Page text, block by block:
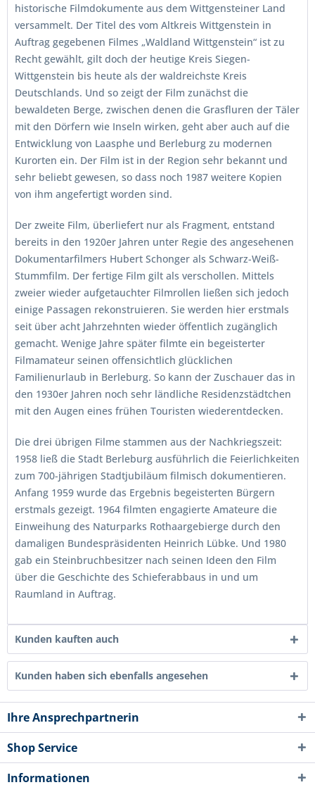
historische Filmdokumente aus dem Wittgensteiner Land
versammelt. Der Titel des vom Altkreis Wittgenstein in
Auftrag gegebenen Filmes „Waldland Wittgenstein“ ist zu
Recht gewählt, gilt doch der heutige Kreis Siegen-
Wittgenstein bis heute als der waldreichste Kreis
Deutschlands. Und so zeigt der Film zunächst die
bewaldeten Berge, zwischen denen die Grasfluren der Täler
mit den Dörfern wie Inseln wirken, geht aber auch auf die
Entwicklung von Laasphe und Berleburg zu modernen
Kurorten ein. Der Film ist in der Region sehr bekannt und
sehr beliebt gewesen, so dass noch 1987 weitere Kopien
von ihm angefertigt worden sind.
Der zweite Film, überliefert nur als Fragment, entstand
bereits in den 1920er Jahren unter Regie des angesehenen
Dokumentarfilmers Hubert Schonger als Schwarz-Weiß-
Stummfilm. Der fertige Film gilt als verschollen. Mittels
zweier wieder aufgetauchter Filmrollen ließen sich jedoch
einige Passagen rekonstruieren. Sie werden hier erstmals
seit über acht Jahrzehnten wieder öffentlich zugänglich
gemacht. Wenige Jahre später filmte ein begeisterter
Filmamateur seinen offensichtlich glücklichen
Familienurlaub in Berleburg. So kann der Zuschauer das in
den 1930er Jahren noch sehr ländliche Residenzstädtchen
mit den Augen eines frühen Touristen wiederentdecken.
Die drei übrigen Filme stammen aus der Nachkriegszeit:
1958 ließ die Stadt Berleburg ausführlich die Feierlichkeiten
zum 700-jährigen Stadtjubiläum filmisch dokumentieren.
Anfang 1959 wurde das Ergebnis begeisterten Bürgern
erstmals gezeigt. 1964 filmten engagierte Amateure die
Einweihung des Naturparks Rothaargebierge durch den
damaligen Bundespräsidenten Heinrich Lübke. Und 1980
gab ein Steinbruchbesitzer nach seinen Ideen den Film
über die Geschichte des Schieferabbaus in und um
Raumland in Auftrag.
Kunden kauften auch
Kunden haben sich ebenfalls angesehen
Ihre Ansprechpartnerin
Shop Service
Informationen